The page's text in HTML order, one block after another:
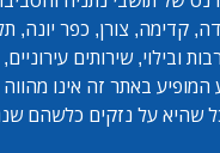
קדימה, צורן, כפר יונה,
ובילוי, שירותים
באתר זה אינו
שהיא על נזקים כלשהם